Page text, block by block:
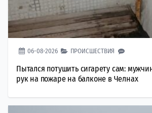
06-08-2026 ПРОИСШЕСТВИЯ
Пытался потушить сигарету сам:
рук на пожаре на балконе в Челнах